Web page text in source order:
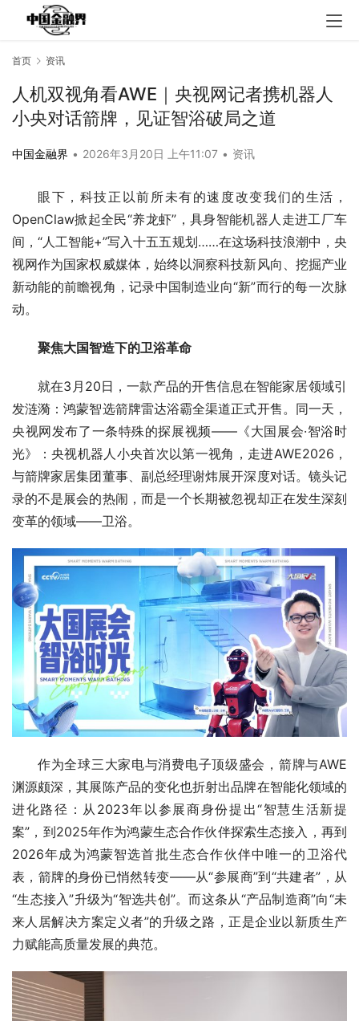
首页 资讯
人机双视角看AWE｜央视网记者携机器人
小央对话箭牌，见证智浴破局之道
中国金融界 • 2026年3月20日 上午11:07 • 资讯
眼下，科技正以前所未有的速度改变我们的生活，
OpenClaw掀起全民“养龙虾”，具身智能机器人走进工厂车
间，“人工智能+”写入十五五规划……在这场科技浪潮中，央
视网作为国家权威媒体，始终以洞察科技新风向、挖掘产业
新动能的前瞻视角，记录中国制造业向“新”而行的每一次脉
动。
聚焦大国智造下的卫浴革命
就在3月20日，一款产品的开售信息在智能家居领域引
发涟漪：鸿蒙智选箭牌雷达浴霸全渠道正式开售。同一天，
央视网发布了一条特殊的探展视频——《大国展会·智浴时
光》：央视机器人小央首次以第一视角，走进AWE2026，
与箭牌家居集团董事、副总经理谢炜展开深度对话。镜头记
录的不是展会的热闹，而是一个长期被忽视却正在发生深刻
变革的领域——卫浴。
作为全球三大家电与消费电子顶级盛会，箭牌与AWE
渊源颇深，其展陈产品的变化也折射出品牌在智能化领域的
进化路径：从2023年以参展商身份提出“智慧生活新提
案”，到2025年作为鸿蒙生态合作伙伴探索生态接入，再到
2026年成为鸿蒙智选首批生态合作伙伴中唯一的卫浴代
表，箭牌的身份已悄然转变——从“参展商”到“共建者”，从
“生态接入”升级为“智选共创”。而这条从“产品制造商”向“未
来人居解决方案定义者”的升级之路，正是企业以新质生产
力赋能高质量发展的典范。